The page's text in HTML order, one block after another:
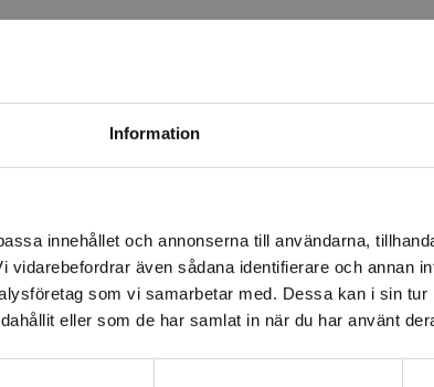
Information
innehållet och annonserna till användarna,
även sådana identifierare och annan
som vi samarbetar med. Dessa kan i sin tur
eller som de har samlat in när du har använt
fraktregion
som att du besöker studentlitteratur.se via en
Sverige. Vi erbjuder inte leveranser utanför
att kunna slutföra ett köp måste
vara i Sverige.Läs mer
Produkter